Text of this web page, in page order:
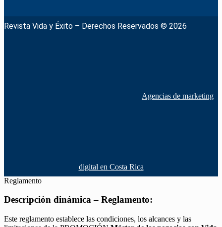
Revista Vida y Éxito – Derechos Reservados © 2026
Agencias de marketing
digital en Costa Rica
Reglamento
Descripción dinámica – Reglamento:
Este reglamento establece las condiciones, los alcances y las